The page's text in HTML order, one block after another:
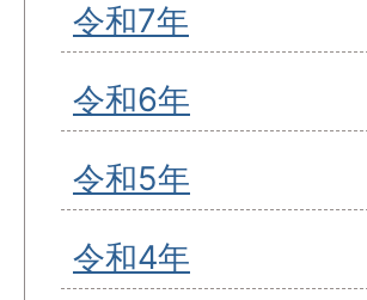
令和7年
令和6年
令和5年
令和4年